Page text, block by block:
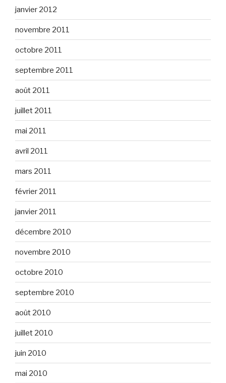
janvier 2012
novembre 2011
octobre 2011
septembre 2011
août 2011
juillet 2011
mai 2011
avril 2011
mars 2011
février 2011
janvier 2011
décembre 2010
novembre 2010
octobre 2010
septembre 2010
août 2010
juillet 2010
juin 2010
mai 2010